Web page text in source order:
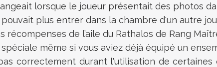
lorsque le joueur présentait des photos
plus entrer dans la chambre d'un autre
de l’aile du Rathalos de Rang
même si vous aviez déjà équipé un
correctement durant l'utilisation de